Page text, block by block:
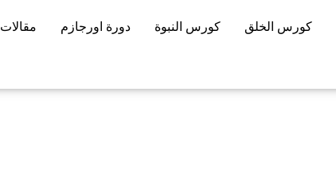
كورس الخلق كورس النبوة دورة اورجازم مقالات